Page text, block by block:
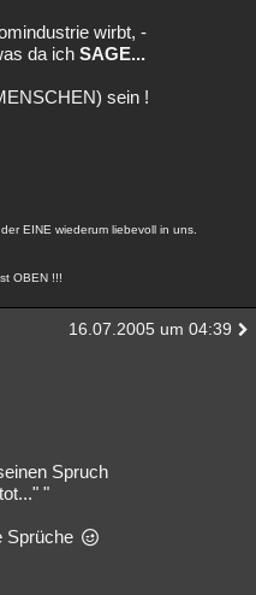
wirbt, -
da ich SAGE...
sein !
EINE wiederum liebevoll in uns.
OBEN !!!
16.07.2005 um 04:39
Spruch
"
Sprüche